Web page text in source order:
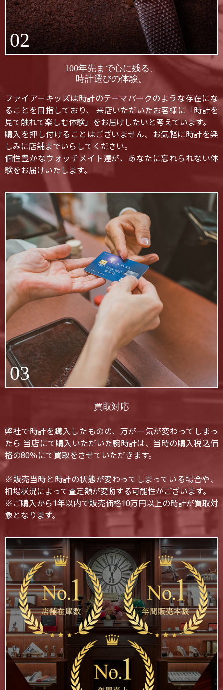
02
100年先まで心に残る、
時計選びの体験。
ファイアーキッズは時計のテーマパークのような存在にな
ることを目指しており、 来店いただいたお客様に「時計を
見て触れて楽しむ体験」をお届けしたいと考えています。
購入を押し付けることはございません、お気軽に時計を楽
しみに店舗までいらしてください。
個性豊かなウォッチメイト達が、あなたに忘れられない体
験をお届けいたします。
03
買取対応
弊社で時計を購入したものの、万が一気が変わってしまっ
たら 当店にて購入いただいた腕時計は、当時の購入税込価
格の80％にて買取をさせていただきます。
※販売当時と時計の状態が変わってしまっている場合や、
相場状況によって査定額が変動する可能性がございます。
※ご購入から1年以内で販売価格10万円以上の時計が買取対
象となります。